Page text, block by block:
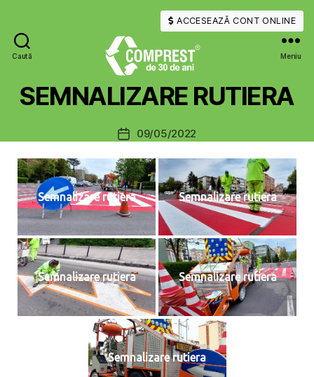
ACCESEAZĂ CONT ONLINE
Caută
COMPREST
Meniu
SEMNALIZARE RUTIERA
Dată09/05/2022
Semnalizare rutiera Semnalizare rutiera
Semnalizare rutiera Semnalizare rutiera
Semnalizare rutiera